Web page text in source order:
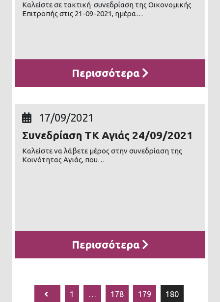
Καλείστε σε τακτική συνεδρίαση της Οικονομικής
Επιτροπής στις 21-09-2021, ημέρα…
Περισσότερα
17/09/2021
Συνεδρίαση ΤΚ Αγιάς 24/09/2021
Καλείστε να λάβετε μέρος στην συνεδρίαση της
Κοινότητας Αγιάς, που…
Περισσότερα
1 … 178 179
180